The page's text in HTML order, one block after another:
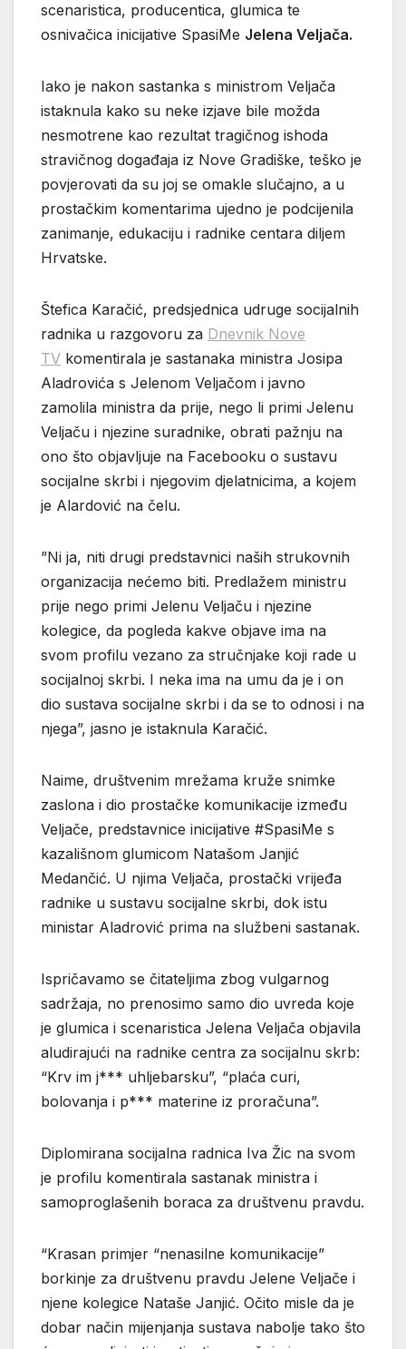
scenaristica, producentica, glumica te
osnivačica inicijative SpasiMe Jelena Veljača.
Iako je nakon sastanka s ministrom Veljača
istaknula kako su neke izjave bile možda
nesmotrene kao rezultat tragičnog ishoda
stravičnog događaja iz Nove Gradiške, teško je
povjerovati da su joj se omakle slučajno, a u
prostačkim komentarima ujedno je podcijenila
zanimanje, edukaciju i radnike centara diljem
Hrvatske.
Štefica Karačić, predsjednica udruge socijalnih
radnika u razgovoru za Dnevnik Nove
TV komentirala je sastanaka ministra Josipa
Aladrovića s Jelenom Veljačom i javno
zamolila ministra da prije, nego li primi Jelenu
Veljaču i njezine suradnike, obrati pažnju na
ono što objavljuje na Facebooku o sustavu
socijalne skrbi i njegovim djelatnicima, a kojem
je Alardović na čelu.
”Ni ja, niti drugi predstavnici naših strukovnih
organizacija nećemo biti. Predlažem ministru
prije nego primi Jelenu Veljaču i njezine
kolegice, da pogleda kakve objave ima na
svom profilu vezano za stručnjake koji rade u
socijalnoj skrbi. I neka ima na umu da je i on
dio sustava socijalne skrbi i da se to odnosi i na
njega”, jasno je istaknula Karačić.
Naime, društvenim mrežama kruže snimke
zaslona i dio prostačke komunikacije između
Veljače, predstavnice inicijative #SpasiMe s
kazališnom glumicom Natašom Janjić
Medančić. U njima Veljača, prostački vrijeđa
radnike u sustavu socijalne skrbi, dok istu
ministar Aladrović prima na službeni sastanak.
Ispričavamo se čitateljima zbog vulgarnog
sadržaja, no prenosimo samo dio uvreda koje
je glumica i scenaristica Jelena Veljača objavila
aludirajući na radnike centra za socijalnu skrb:
“Krv im j*** uhljebarsku”, “plaća curi,
bolovanja i p*** materine iz proračuna”.
Diplomirana socijalna radnica Iva Žic na svom
je profilu komentirala sastanak ministra i
samoproglašenih boraca za društvenu pravdu.
“Krasan primjer “nenasilne komunikacije”
borkinje za društvenu pravdu Jelene Veljače i
njene kolegice Nataše Janjić. Očito misle da je
dobar način mijenjanja sustava nabolje tako što